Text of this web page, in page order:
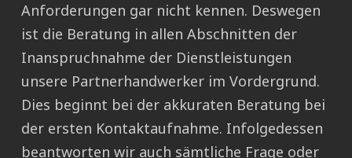
Anforderungen gar nicht kennen. Deswegen
ist die Beratung in allen Abschnitten der
Inanspruchnahme der Dienstleistungen
unsere Partnerhandwerker im Vordergrund.
Dies beginnt bei der akkuraten Beratung bei
der ersten Kontaktaufnahme. Infolgedessen
beantworten wir auch sämtliche Frage oder